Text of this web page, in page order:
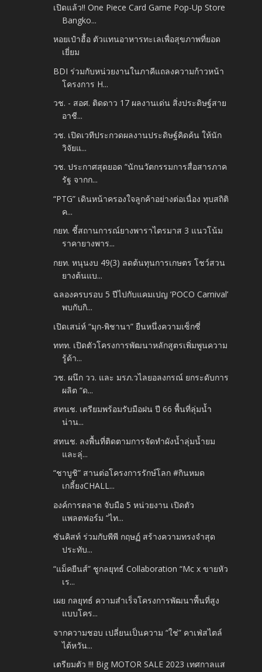
เปิดแล้ว!! One Piece Card Game Pop-Up Store
Bangko...
หอยเป๋าฮื้อ ตัวแทนอาหารทะเลเพื่อสุขภาพที่ยอด
เยี่ยม
BDI ร่วมกับหน่วยงานในภาคีแถลงความก้าวหน้า
โครงการ H...
วช. - สอศ. ติดดาว 17 ผลงานเด่น สิ่งประดิษฐ์สาย
อาชี...
วช. เปิดเวทีประกวดผลงานประดิษฐ์คิดค้น ให้นัก
วิจัยแ...
วช. ประกาศสุดยอด “นักนวัตกรรมการสื่อสารภาค
รัฐ จากก...
“PTG” เดินหน้าครองใจลูกค้าอย่างต่อเนื่อง ทุบสถิติ
ค...
กยท. ชี้สถานการณ์ยางพาราไตรมาส 3 แนวโน้ม
ราคายางพาร...
กยท. หนุนงบ 49(3) ลดต้นทุนการเกษตร โชว์สวน
ยางต้นแบ...
ฉลองครบรอบ 5 ปีไปกับแคมเปญ ‘POCO Carnival’
พบกับกิ...
เปิดเสน่ห์ “มุก-พิชานา” ยืนหนึ่งความเซ็กซี่
ททท. เปิดตัวโครงการพัฒนาหลักสูตรเพิ่มพูนความ
รู้ด้า...
วช. ผนึก วว. และ มรภ.วไลยอลงกรณ์ ยกระดับการ
ผลิต “ด...
สทนช. เตรียมพร้อมรับมือฝน ปี 66 พื้นที่ลุ่มน้ำ
น่าน...
สทนช. ลงพื้นที่ติดตามการจัดทำผังน้ำลุ่มน้ำยม
และลุ่...
“ชาบูชิ” สานต่อโครงการรักษ์โลก #กินหมด
เกลี้ยงCHALL...
องค์การตลาด จับมือ 5 หน่วยงาน เปิดตัว
แพลตฟอร์ม “ไท...
ซันคิสท์ ร่วมกับพีพี กฤษฏ์ สร้างความทรงจำสุด
ประทับ...
“แม็คยีนส์” ชูกลยุทธ์ Collaboration “Mc x ขายหัว
เร...
เผย กลยุทธ์ ความสำเร็จโครงการพัฒนาพื้นที่สูง
แบบโคร...
จากความชอบ เปลี่ยนเป็นความ “ใช่” คาเฟ่สไตล์
ไต้หวัน...
เตรียมตัว !!! Big MOTOR SALE 2023 เทศกาลแส